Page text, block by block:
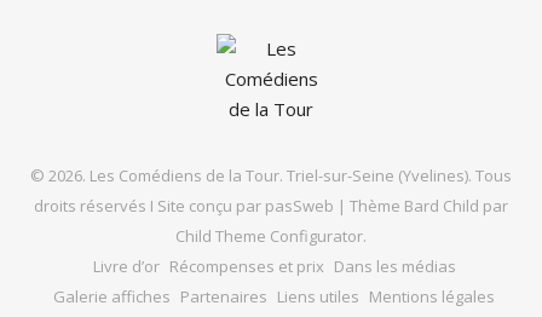
© 2026. Les Comédiens de la Tour. Triel-sur-Seine (Yvelines). Tous
droits réservés I Site conçu par pasSweb | Thème Bard Child par
Child Theme Configurator.
Livre d’or Récompenses et prix Dans les médias
Galerie affiches Partenaires Liens utiles Mentions légales